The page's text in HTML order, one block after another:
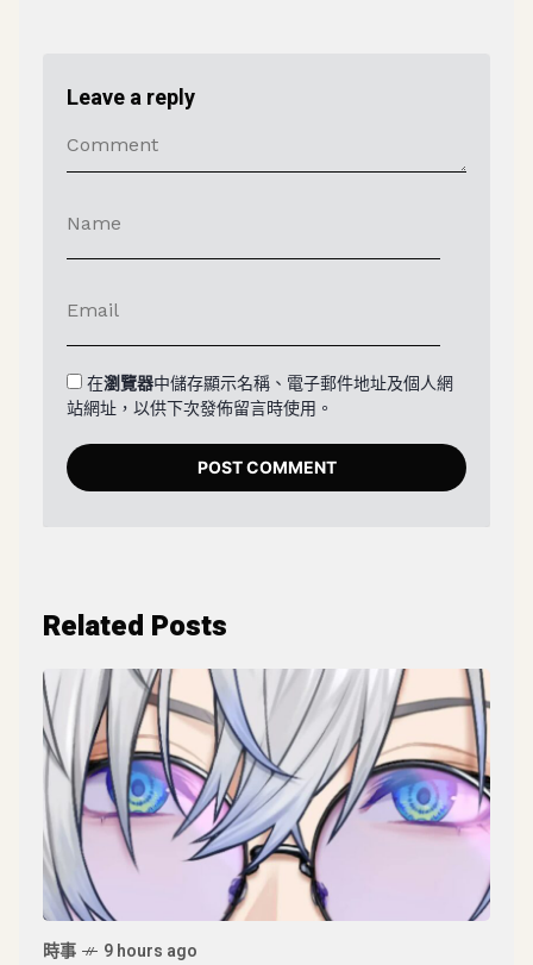
Leave a reply
在瀏覽器中儲存顯示名稱、電子郵件地址及個人網
站網址，以供下次發佈留言時使用。
Related Posts
時事 9 hours ago